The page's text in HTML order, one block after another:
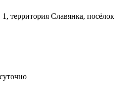
территория Славянка, посёлок